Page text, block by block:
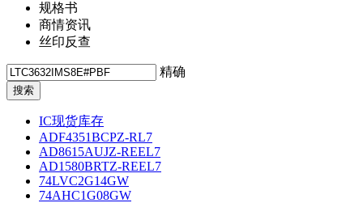
规格书
商情资讯
丝印反查
精确
IC现货库存
ADF4351BCPZ-RL7
AD8615AUJZ-REEL7
AD1580BRTZ-REEL7
74LVC2G14GW
74AHC1G08GW